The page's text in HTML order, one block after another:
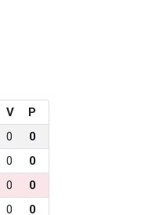
V
P
0
0
0
0
0
0
0
0